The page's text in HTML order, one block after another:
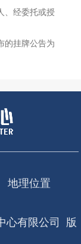
、经委托或授
的挂牌公告为
地理位置
心有限公司 版